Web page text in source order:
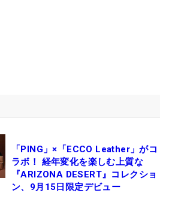
「PING」×「ECCO Leather」がコ
ラボ！ 経年変化を楽しむ上質な
『ARIZONA DESERT』コレクショ
ン、9月15日限定デビュー